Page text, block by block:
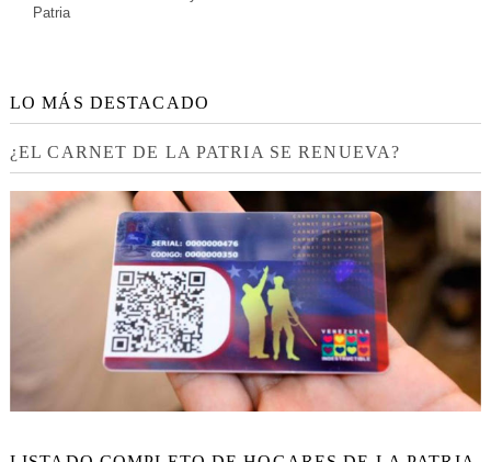
Patria
LO MÁS DESTACADO
¿EL CARNET DE LA PATRIA SE RENUEVA?